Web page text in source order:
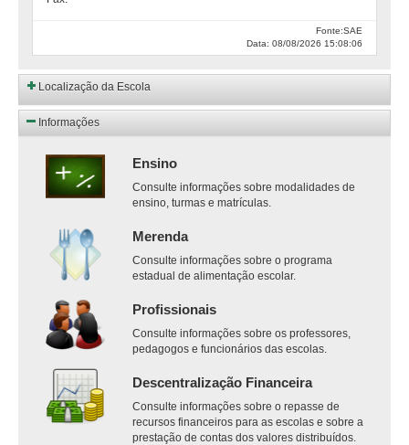
Fonte:SAE
Data: 08/08/2026 15:08:06
Localização da Escola
Informações
Ensino
Consulte informações sobre modalidades de
ensino, turmas e matrículas.
Merenda
Consulte informações sobre o programa
estadual de alimentação escolar.
Profissionais
Consulte informações sobre os professores,
pedagogos e funcionários das escolas.
Descentralização Financeira
Consulte informações sobre o repasse de
recursos financeiros para as escolas e sobre a
prestação de contas dos valores distribuídos.